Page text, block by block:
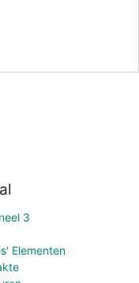
3
Elementen